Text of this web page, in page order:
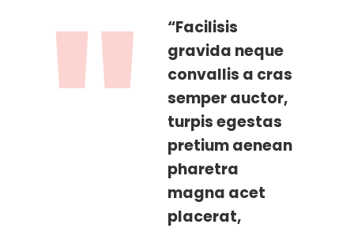
“Facilisis
gravida neque
convallis a cras
semper auctor,
turpis egestas
pretium aenean
pharetra
magna acet
placerat,